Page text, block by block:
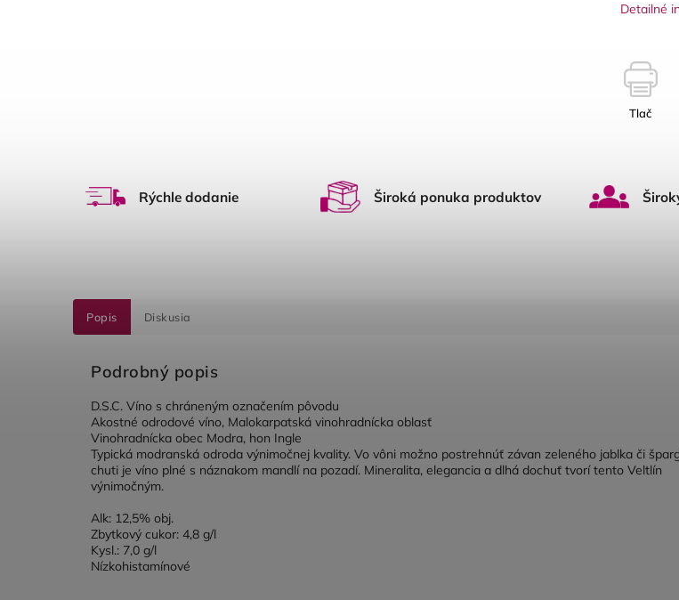
Detailné
Tlač
Rýchle dodanie Široká ponuka produktov
Popis Diskusia
Podrobný popis
D.S.C. Víno s chráneným označením pôvodu
Akostné odrodové víno, Malokarpatská vinohradnícka oblasť
Vinohradnícka obec Modra, hon Ingle
Typická modranská odroda výnimočnej kvality. Vo vôni možno postrehnúť závan zeleného jablka či
chuti je víno plné s náznakom mandlí na pozadí. Mineralita, elegancia a dlhá dochuť tvorí tento Veltlín
výnimočným.
Alk: 12,5% obj.
Zbytkový cukor: 4,8 g/l
Kysl.: 7,0 g/l
Nízkohistamínové